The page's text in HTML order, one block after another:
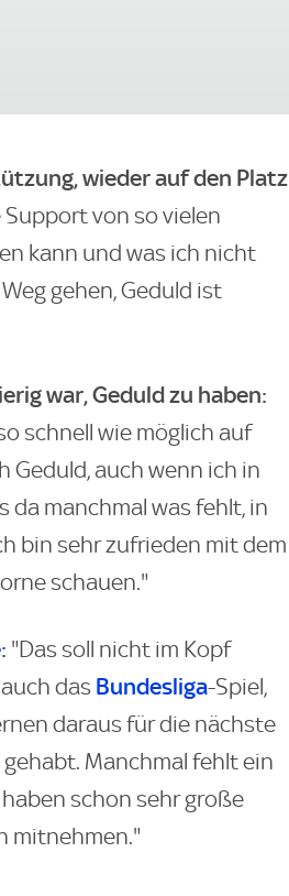
wieder auf den Platz
von so vielen
kann und was ich nicht
gehen, Geduld ist
war, Geduld zu haben:
schnell wie möglich auf
Geduld, auch wenn ich in
da manchmal was fehlt, in
bin sehr zufrieden mit dem
schauen."
: "Das soll nicht im Kopf
das Bundesliga-Spiel,
daraus für die nächste
Manchmal fehlt ein
schon sehr große
mitnehmen."